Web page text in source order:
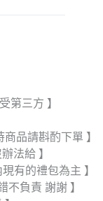
第三方 】
品請斟酌下單 】
法給 】
有的禮包為主 】
不負責 謝謝 】